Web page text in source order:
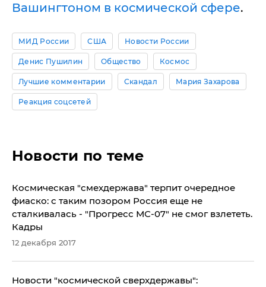
Вашингтоном в космической сфере.
МИД России США Новости России
Денис Пушилин Общество Космос
Лучшие комментарии Скандал Мария Захарова
Реакция соцсетей
Новости по теме
Космическая "смехдержава" терпит очередное
фиаско: с таким позором Россия еще не
сталкивалась - "Прогресс МС-07" не смог взлететь.
Кадры
12 декабря 2017
Новости "космической сверхдержавы":